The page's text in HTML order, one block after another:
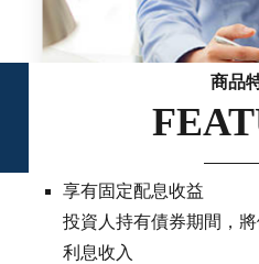
商品
享有固定配息收益
投資人持有債券期間，
利息收入